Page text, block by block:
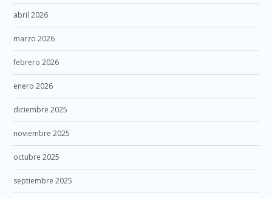
abril 2026
marzo 2026
febrero 2026
enero 2026
diciembre 2025
noviembre 2025
octubre 2025
septiembre 2025